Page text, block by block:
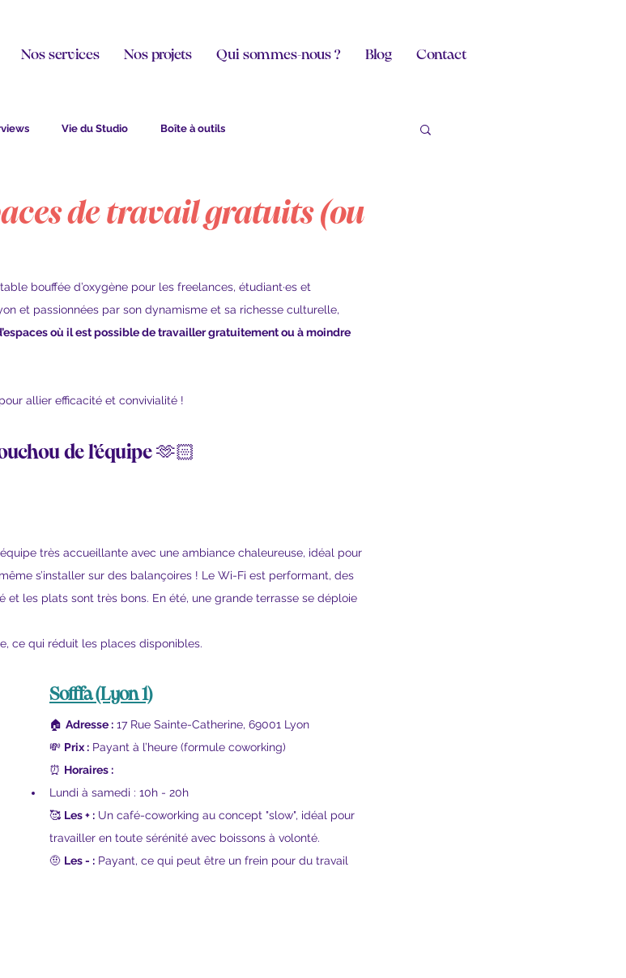
Nos services Nos projets Qui sommes-nous ? Blog Contact
Vie du Studio Boîte à outils
de travail gratuits (ou
bouffée d’oxygène pour les freelances, étudiant·es et
et passionnées par son dynamisme et sa richesse culturelle,
où il est possible de travailler gratuitement ou à moindre
allier efficacité et convivialité !
de l’équipe 🫶🏻
très accueillante avec une ambiance chaleureuse, idéal pour
s’installer sur des balançoires ! Le Wi-Fi est performant, des
et les plats sont très bons. En été, une grande terrasse se déploie
ce qui réduit les places disponibles.
Sofffa (Lyon 1)
🏠 Adresse : 17 Rue Sainte-Catherine, 69001 Lyon
💸 Prix : Payant à l’heure (formule coworking)
⏰ Horaires :
Lundi à samedi : 10h - 20h
🥰 Les + : Un café-coworking au concept "slow", idéal pour
travailler en toute sérénité avec boissons à volonté.
🤨 Les - : Payant, ce qui peut être un frein pour du travail